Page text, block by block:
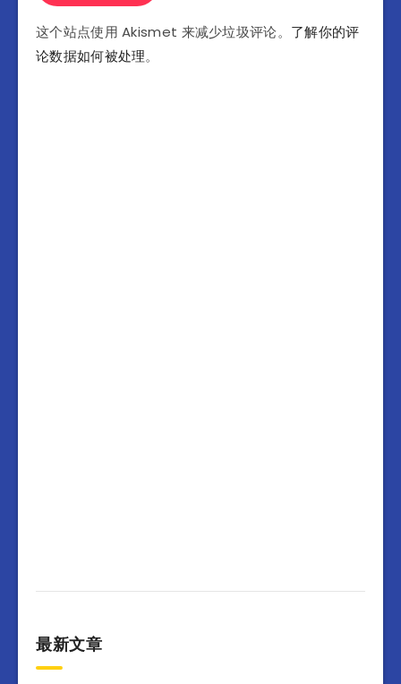
这个站点使用 Akismet 来减少垃圾评论。 了解你的评
论数据如何被处理。
最新文章